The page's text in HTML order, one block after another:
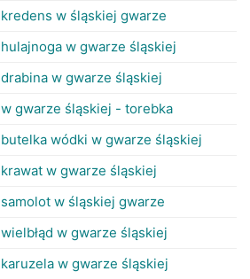
kredens w śląskiej gwarze
hulajnoga w gwarze śląskiej
drabina w gwarze śląskiej
w gwarze śląskiej - torebka
butelka wódki w gwarze śląskiej
krawat w gwarze śląskiej
samolot w śląskiej gwarze
wielbłąd w gwarze śląskiej
karuzela w gwarze śląskiej